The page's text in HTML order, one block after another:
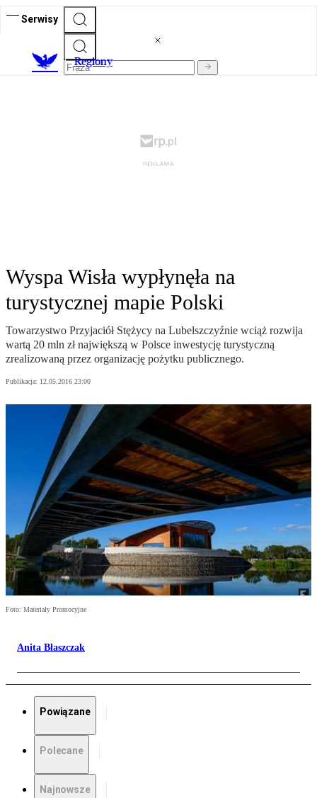
Serwisy
Regiony
Wyspa Wisła wypłynęła na
turystycznej mapie Polski
Towarzystwo Przyjaciół Stężycy na Lubelszczyźnie wciąż rozwija
wartą 20 mln zł największą w Polsce inwestycję turystyczną
zrealizowaną przez organizację pożytku publicznego.
Publikacja: 12.05.2016 23:00
Foto: Materiały Promocyjne
Anita Błaszczak
Powiązane
Polecane
Najnowsze